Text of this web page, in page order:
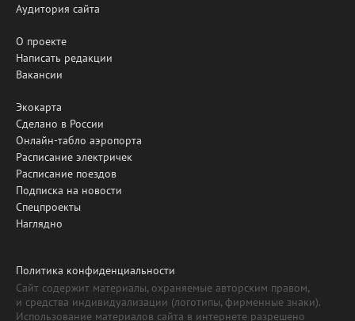
Аудитория сайта
О проекте
Написать редакции
Вакансии
Экокарта
Сделано в России
Онлайн-табло аэропорта
Расписание электричек
Расписание поездов
Подписка на новости
Спецпроекты
Наглядно
Политика конфиденциальности
Сайт содержит материалы, охраняемые авторским правом,
и средства индивидуализации (логотипы, фирменные знаки).
Использование материалов сайта в интернете разрешено